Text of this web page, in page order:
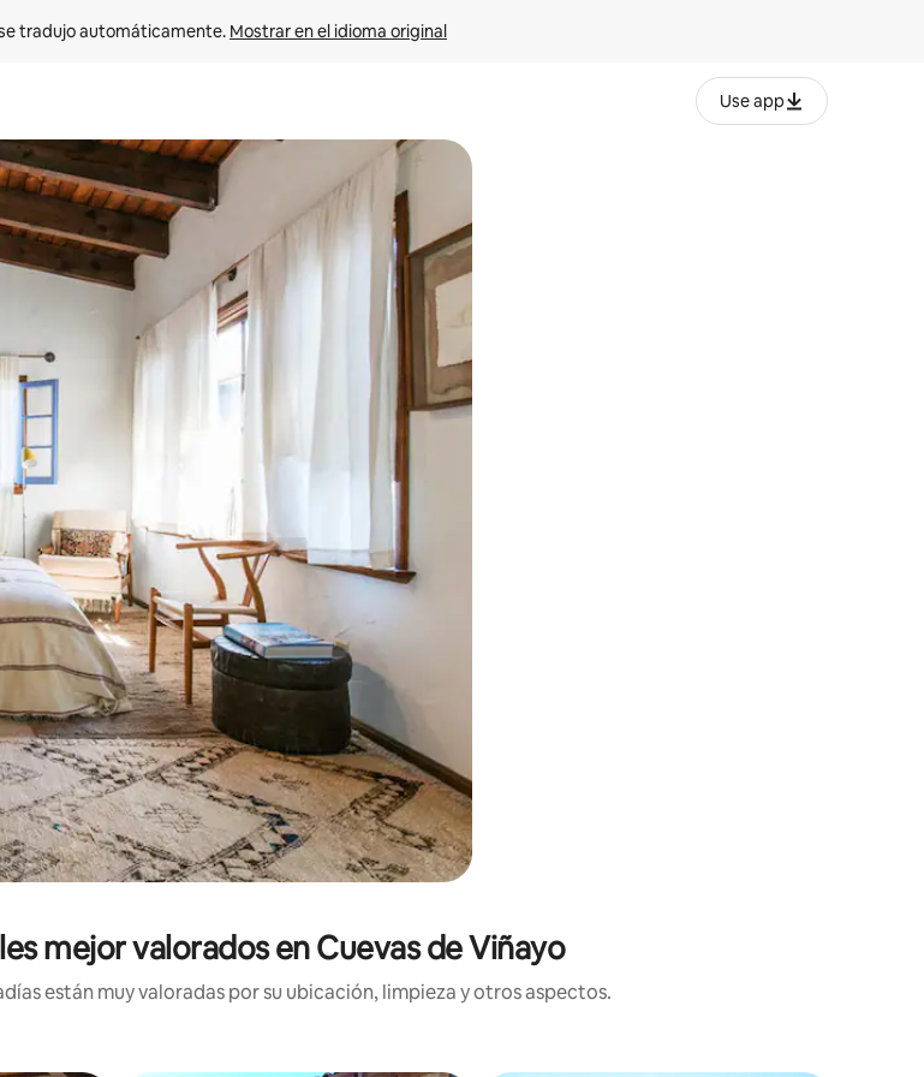
tradujo automáticamente. Mostrar en el idioma original
Use app
hacia arriba y hacia abajo o explora con el tacto o desliza el dedo.
mejor valorados en Cuevas de Viñayo
están muy valoradas por su ubicación, limpieza y otros aspectos.